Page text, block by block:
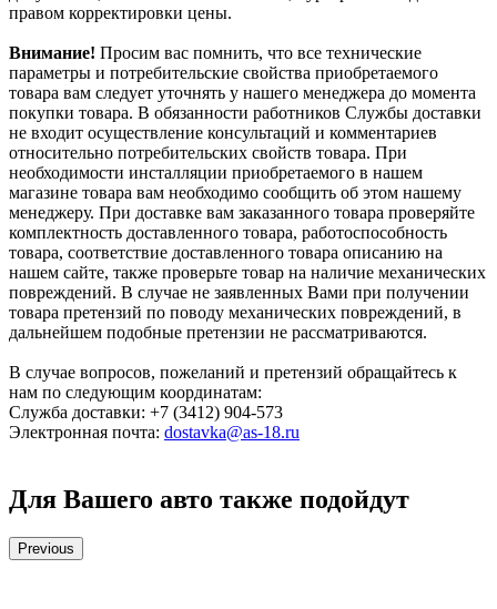
правом корректировки цены.
Внимание! Просим вас помнить, что все технические
параметры и потребительские свойства приобретаемого
товара вам следует уточнять у нашего менеджера до момента
покупки товара. В обязанности работников Службы доставки
не входит осуществление консультаций и комментариев
относительно потребительских свойств товара. При
необходимости инсталляции приобретаемого в нашем
магазине товара вам необходимо сообщить об этом нашему
менеджеру. При доставке вам заказанного товара проверяйте
комплектность доставленного товара, работоспособность
товара, соответствие доставленного товара описанию на
нашем сайте, также проверьте товар на наличие механических
повреждений. В случае не заявленных Вами при получении
товара претензий по поводу механических повреждений, в
дальнейшем подобные претензии не рассматриваются.
В случае вопросов, пожеланий и претензий обращайтесь к
нам по следующим координатам:
Служба доставки: +7 (3412) 904-573
Электронная почта: dostavka@as-18.ru
Для Вашего авто также подойдут
Previous